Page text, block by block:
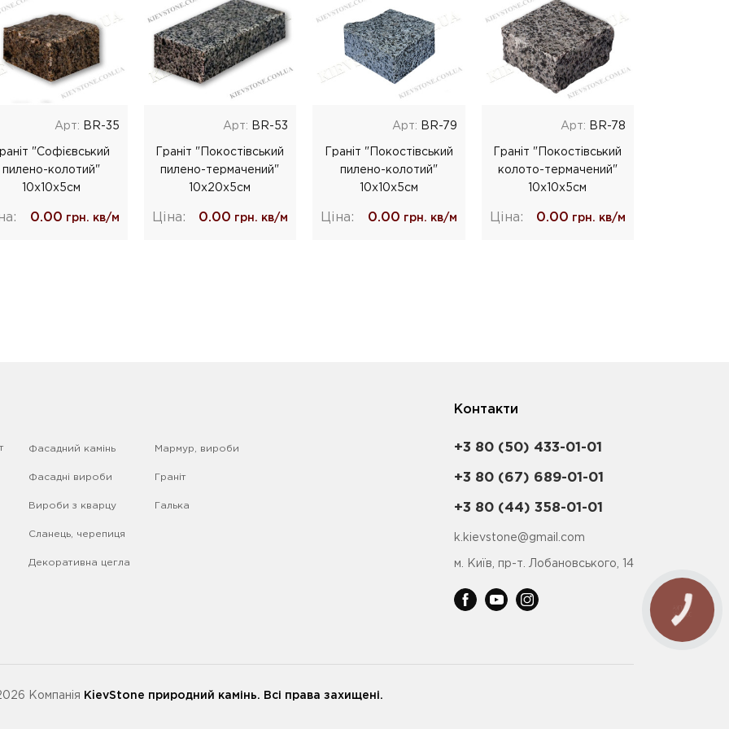
Арт: BR-35
"Софієвський
пилено-колотий"
10х10х5см
0.00 грн. кв/м
Арт: BR-53
Граніт "Покостівський
пилено-термачений"
10х20х5см
Ціна: 0.00 грн. кв/м
Арт: BR-79
Граніт "Покостівський
пилено-колотий"
10х10х5см
Ціна: 0.00 грн. кв/м
Арт: BR-78
Граніт "Покостівський
колото-термачений"
10х10х5см
Ціна: 0.00 грн. кв/м
Фасадний камінь
Фасадні вироби
Вироби з кварцу
Сланець, черепиця
Декоративна цегла
Мармур, вироби
Граніт
Галька
Контакти
+3 80 (50) 433-01-01
+3 80 (67) 689-01-01
+3 80 (44) 358-01-01
k.kievstone@gmail.com
м. Київ, пр-т. Лобановського, 14
Компанія KievStone природний камінь. Всі права захищені.